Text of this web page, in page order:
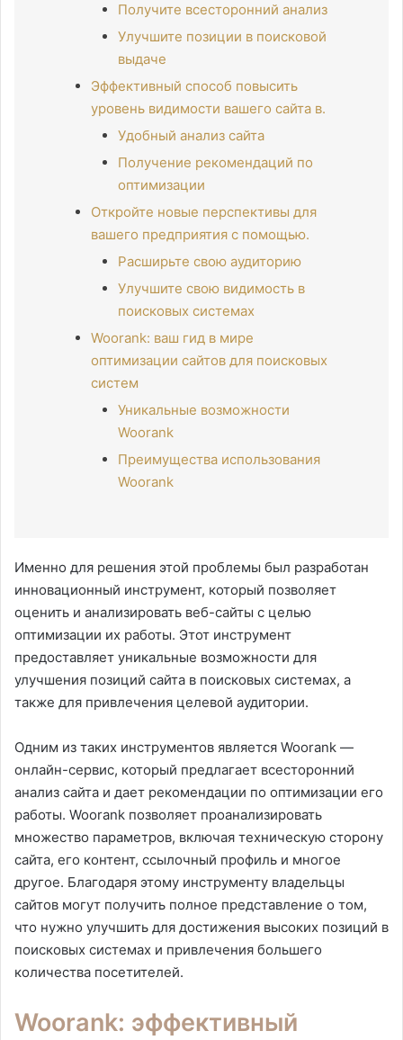
Получите всесторонний анализ
Улучшите позиции в поисковой
выдаче
Эффективный способ повысить
уровень видимости вашего сайта в.
Удобный анализ сайта
Получение рекомендаций по
оптимизации
Откройте новые перспективы для
вашего предприятия с помощью.
Расширьте свою аудиторию
Улучшите свою видимость в
поисковых системах
Woorank: ваш гид в мире
оптимизации сайтов для поисковых
систем
Уникальные возможности
Woorank
Преимущества использования
Woorank
Именно для решения этой проблемы был разработан
инновационный инструмент, который позволяет
оценить и анализировать веб-сайты с целью
оптимизации их работы. Этот инструмент
предоставляет уникальные возможности для
улучшения позиций сайта в поисковых системах, а
также для привлечения целевой аудитории.
Одним из таких инструментов является Woorank —
онлайн-сервис, который предлагает всесторонний
анализ сайта и дает рекомендации по оптимизации его
работы. Woorank позволяет проанализировать
множество параметров, включая техническую сторону
сайта, его контент, ссылочный профиль и многое
другое. Благодаря этому инструменту владельцы
сайтов могут получить полное представление о том,
что нужно улучшить для достижения высоких позиций в
поисковых системах и привлечения большего
количества посетителей.
Woorank: эффективный